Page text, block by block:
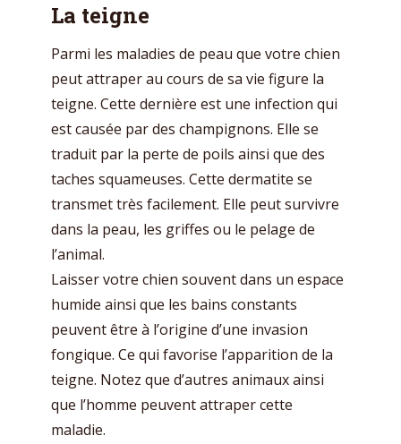
La teigne
Parmi les maladies de peau que votre chien
peut attraper au cours de sa vie figure la
teigne. Cette dernière est une infection qui
est causée par des champignons. Elle se
traduit par la perte de poils ainsi que des
taches squameuses. Cette dermatite se
transmet très facilement. Elle peut survivre
dans la peau, les griffes ou le pelage de
l’animal.
Laisser votre chien souvent dans un espace
humide ainsi que les bains constants
peuvent être à l’origine d’une invasion
fongique. Ce qui favorise l’apparition de la
teigne. Notez que d’autres animaux ainsi
que l’homme peuvent attraper cette
maladie.